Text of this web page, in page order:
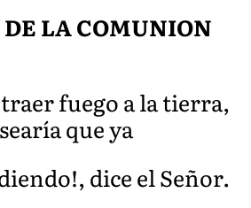
LA COMUNION
fuego a la tierra,
que ya
dice el Señor.